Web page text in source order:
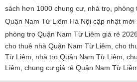
sách hơn 1000 chung cư, nhà trọ, phòng
Quận Nam Từ Liêm Hà Nội cập nhật mới
phòng trọ Quận Nam Từ Liêm giá rẻ 2026
cho thuê nhà Quận Nam Từ Liêm, cho
Từ Liêm, nhà trọ Quận Nam Từ Liêm,
Liêm, chung cư giá rẻ Quận Nam Từ